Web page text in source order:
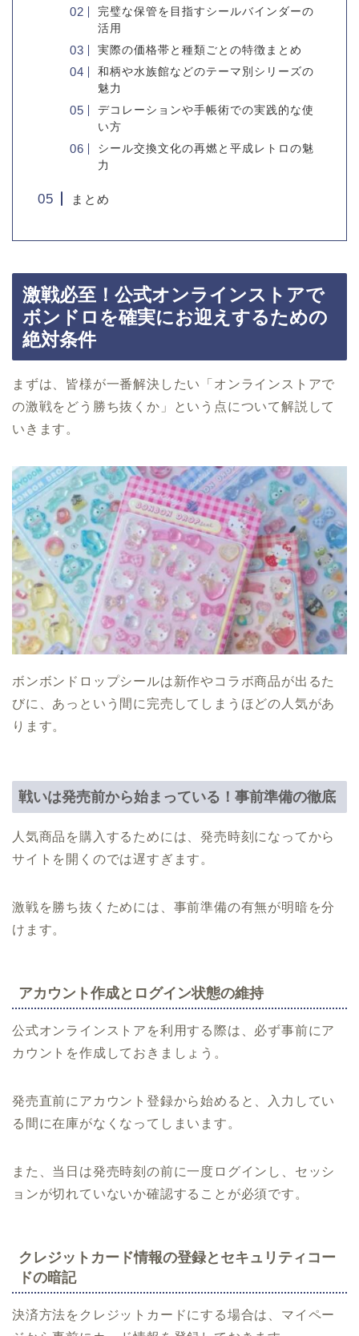
完璧な保管を目指すシールバインダーの
活用
実際の価格帯と種類ごとの特徴まとめ
和柄や水族館などのテーマ別シリーズの
魅力
デコレーションや手帳術での実践的な使
い方
シール交換文化の再燃と平成レトロの魅
力
まとめ
激戦必至！公式オンラインストアで
ボンドロを確実にお迎えするための
絶対条件
まずは、皆様が一番解決したい「オンラインストアで
の激戦をどう勝ち抜くか」という点について解説して
いきます。
ボンボンドロップシールは新作やコラボ商品が出るた
びに、あっという間に完売してしまうほどの人気があ
ります。
戦いは発売前から始まっている！事前準備の徹底
人気商品を購入するためには、発売時刻になってから
サイトを開くのでは遅すぎます。
激戦を勝ち抜くためには、事前準備の有無が明暗を分
けます。
アカウント作成とログイン状態の維持
公式オンラインストアを利用する際は、必ず事前にア
カウントを作成しておきましょう。
発売直前にアカウント登録から始めると、入力してい
る間に在庫がなくなってしまいます。
また、当日は発売時刻の前に一度ログインし、セッシ
ョンが切れていないか確認することが必須です。
クレジットカード情報の登録とセキュリティコー
ドの暗記
決済方法をクレジットカードにする場合は、マイペー